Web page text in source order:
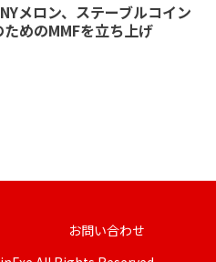
メロン、ステーブルコイン
めのMMFを立ち上げ
お問い合わせ